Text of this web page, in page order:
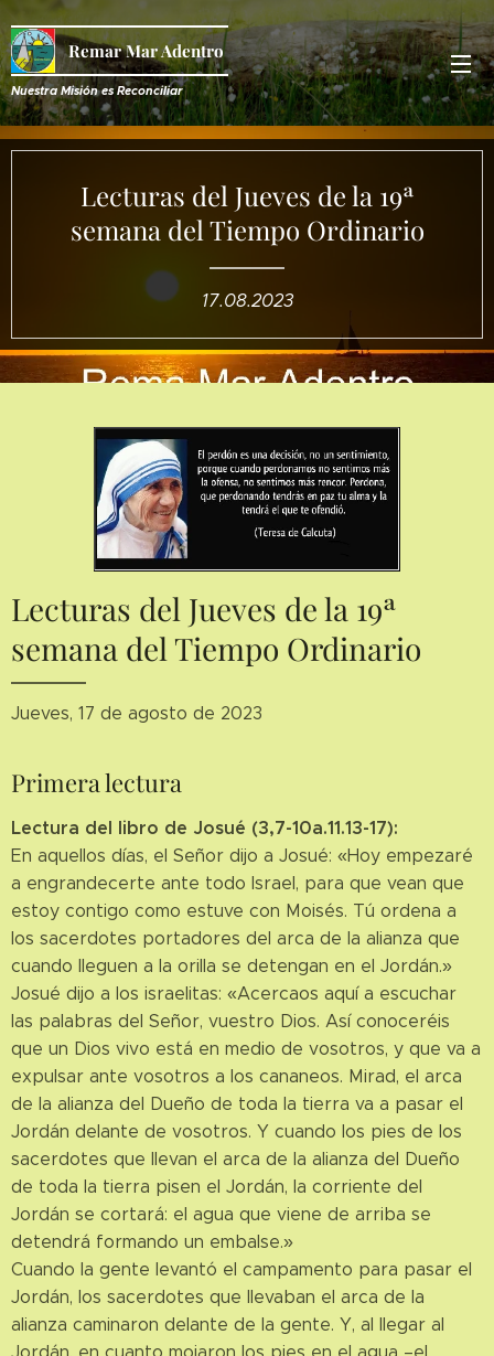
Remar Mar Adentro
Nuestra Misión es Reconciliar
Lecturas del Jueves de la 19ª
semana del Tiempo Ordinario
17.08.2023
Lecturas del Jueves de la 19ª
semana del Tiempo Ordinario
Jueves, 17 de agosto de 2023
Primera lectura
Lectura del libro de Josué (3,7-10a.11.13-17):
En aquellos días, el Señor dijo a Josué: «Hoy empezaré
a engrandecerte ante todo Israel, para que vean que
estoy contigo como estuve con Moisés. Tú ordena a
los sacerdotes portadores del arca de la alianza que
cuando lleguen a la orilla se detengan en el Jordán.»
Josué dijo a los israelitas: «Acercaos aquí a escuchar
las palabras del Señor, vuestro Dios. Así conoceréis
que un Dios vivo está en medio de vosotros, y que va a
expulsar ante vosotros a los cananeos. Mirad, el arca
de la alianza del Dueño de toda la tierra va a pasar el
Jordán delante de vosotros. Y cuando los pies de los
sacerdotes que llevan el arca de la alianza del Dueño
de toda la tierra pisen el Jordán, la corriente del
Jordán se cortará: el agua que viene de arriba se
detendrá formando un embalse.»
Cuando la gente levantó el campamento para pasar el
Jordán, los sacerdotes que llevaban el arca de la
alianza caminaron delante de la gente. Y, al llegar al